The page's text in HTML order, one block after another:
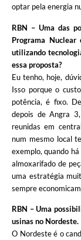
optar pela energia
RBN – Uma das
Programa Nuclear
utilizando
essa proposta?
Eu tenho, hoje,
Isso porque o
potência, é fixo.
depois de Angra
reunidas em
num mesmo local
exemplo, quando
almoxarifado de
uma estratégia
sempre
RBN – Uma
usinas no Nordeste.
O Nordeste é o